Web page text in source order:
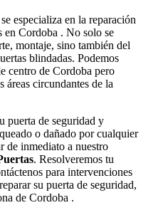
especializa en la reparación
en Cordoba . No solo se
montaje, sino también del
blindadas. Podemos
centro de Cordoba pero
áreas circundantes de la
puerta de seguridad y
o dañado por cualquier
de inmediato a nuestro
. Resolveremos tu
para intervenciones
su puerta de seguridad,
de Cordoba .